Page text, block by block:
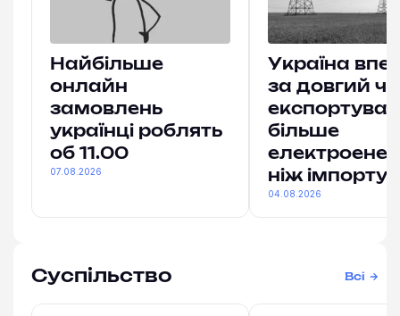
Найбільше
онлайн
замовлень
українці роблять
об 11.00
07.08.2026
Україна
за довгий
більше
ніж
04.08.2026
Суспільство Всі